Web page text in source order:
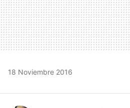
18 Noviembre 2016